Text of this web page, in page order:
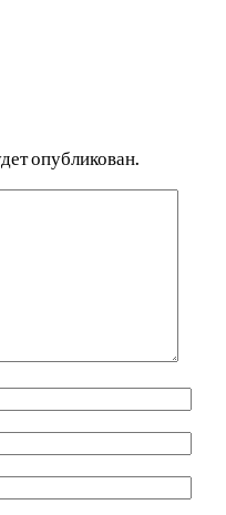
опубликован.